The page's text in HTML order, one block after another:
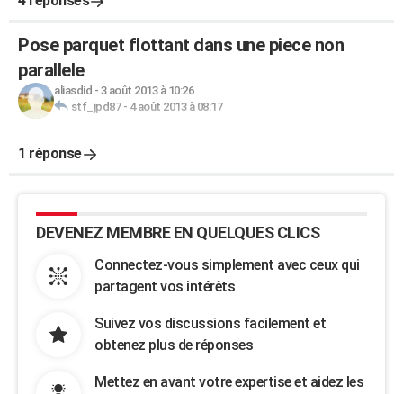
Pose parquet flottant dans une piece non
parallele
aliasdid - 3 août 2013 à 10:26
stf_jpd87- 4 août 2013 à 08:17
1 réponse
DEVENEZ MEMBRE EN QUELQUES CLICS
Connectez-vous simplement avec ceux qui
partagent vos intérêts
Suivez vos discussions facilement et
obtenez plus de réponses
Mettez en avant votre expertise et aidez les